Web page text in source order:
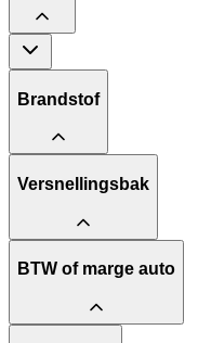
Brandstof
Versnellingsbak
BTW of marge auto